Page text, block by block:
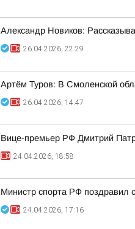
Александр Новиков:
26.04.2026, 22:29
Артём Туров: В Смоленской
26.04.2026, 14:47
Вице-премьер РФ Дмитрий
24.04.2026, 18:58
Министр спорта РФ поздравил
24.04.2026, 17:16